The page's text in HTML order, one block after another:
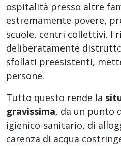
ospitalità presso altre
estremamente povere,
scuole, centri collettivi. I
deliberatamente
sfollati preesistenti,
persone.
Tutto questo rende la
gravissima, da un punto
igienico-sanitario, di
carenza di acqua